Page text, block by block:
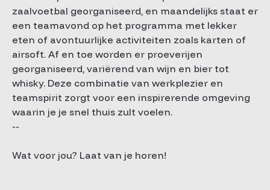
zaalvoetbal georganiseerd, en maandelijks staat er
een teamavond op het programma met lekker
eten of avontuurlijke activiteiten zoals karten of
airsoft. Af en toe worden er proeverijen
georganiseerd, variërend van wijn en bier tot
whisky. Deze combinatie van werkplezier en
teamspirit zorgt voor een inspirerende omgeving
waarin je je snel thuis zult voelen.
--
Wat voor jou? Laat van je horen!